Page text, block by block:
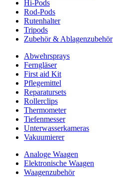
Hi-Pods
Rod-Pods
Rutenhalter
Tripods
Zubehör & Ablagenzubehör
Abwehrsprays
Ferngläser
First aid Kit
Pflegemittel
Reparatursets
Rollerclips
Thermometer
Tiefenmesser
Unterwasserkameras
Vakuumierer
Analoge Waagen
Elektronische Waagen
Waagenzubehör